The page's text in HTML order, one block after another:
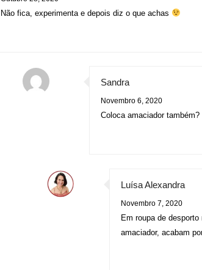
Não fica, experimenta e depois diz o que achas
Sandra
Novembro 6, 2020
Coloca amaciador também?
Luísa Alexandra
Novembro 7, 2020
Em roupa de
amaciador, acabam